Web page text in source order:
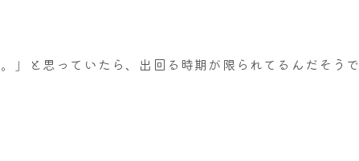
」と思っていたら、出回る時期が限られてるんだそうで